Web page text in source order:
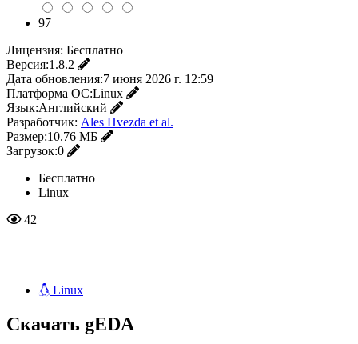
97
Лицензия: Бесплатно
Версия:1.8.2
Дата обновления:7 июня 2026 г. 12:59
Платформа ОС:Linux
Язык:Английский
Разработчик: Ales Hvezda et al.
Размер:10.76 МБ
Загрузок:0
Бесплатно
Linux
42
Linux
Скачать gEDA